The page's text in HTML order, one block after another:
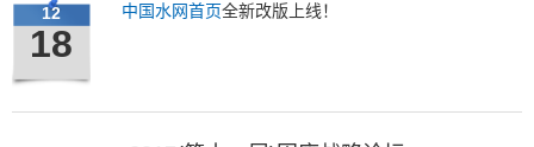
12
18
中国水网首页全新改版上线！